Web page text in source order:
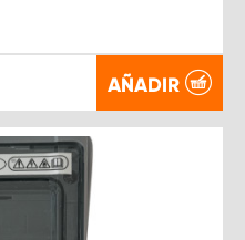
AÑADIR